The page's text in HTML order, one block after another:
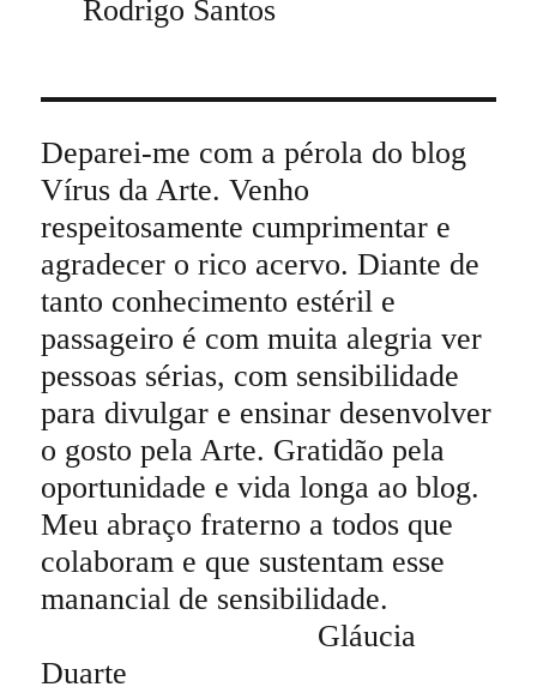
Rodrigo Santos
Deparei-me com a pérola do blog
Vírus da Arte. Venho
respeitosamente cumprimentar e
agradecer o rico acervo. Diante de
tanto conhecimento estéril e
passageiro é com muita alegria ver
pessoas sérias, com sensibilidade
para divulgar e ensinar desenvolver
o gosto pela Arte. Gratidão pela
oportunidade e vida longa ao blog.
Meu abraço fraterno a todos que
colaboram e que sustentam esse
manancial de sensibilidade.
Gláucia
Duarte